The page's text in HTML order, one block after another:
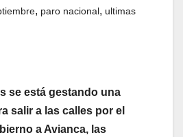
, paro nacional, ultimas
se está gestando una
salir a las calles por el
a Avianca, las